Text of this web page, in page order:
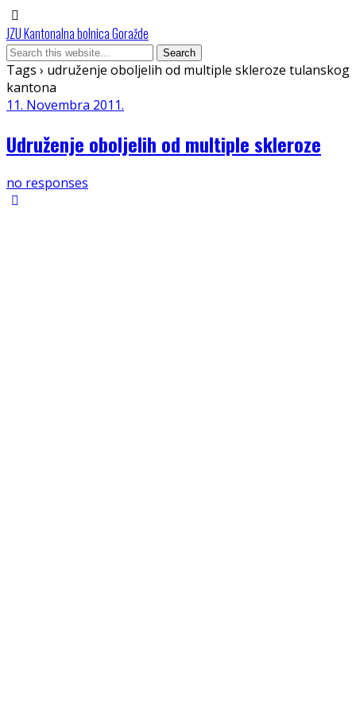
JZU Kantonalna bolnica Goražde
Tags › udruženje oboljelih od multiple skleroze tulanskog
kantona
11. Novembra 2011.
Udruženje oboljelih od multiple skleroze
no responses